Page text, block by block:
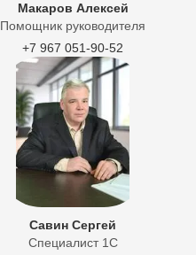
Макаров Алексей
Помощник руководителя
+7 967 051-90-52
Савин Сергей
Специалист 1С